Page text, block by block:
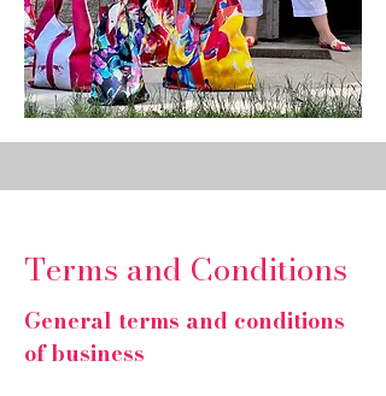
Terms and Conditions
General terms and conditions
of business